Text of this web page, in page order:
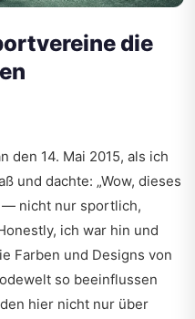
die
den 14. Mai 2015, als ich
und dachte: „Wow, dieses
— nicht nur sportlich,
ich war hin und
Farben und Designs von
so beeinflussen
hier nicht nur über